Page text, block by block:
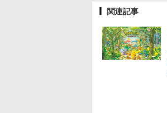
関連記事